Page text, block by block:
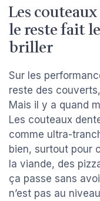
Les
le reste fait
briller
Sur les
reste des
Mais il y a quand
Les couteaux
comme ultra-
bien, surtout pour
la viande, des
ça passe sans
n’est pas au